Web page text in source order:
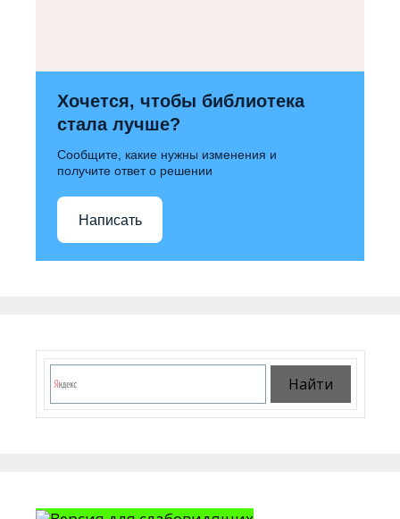
Хочется, чтобы библиотека
стала лучше?
Сообщите, какие нужны изменения и
получите ответ о решении
Написать